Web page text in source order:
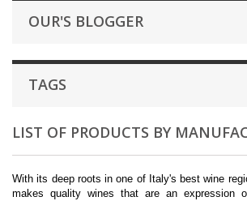
OUR'S BLOGGER
TAGS
LIST OF PRODUCTS BY
With its deep roots in one of Italy's best wine
makes quality wines that are an expression